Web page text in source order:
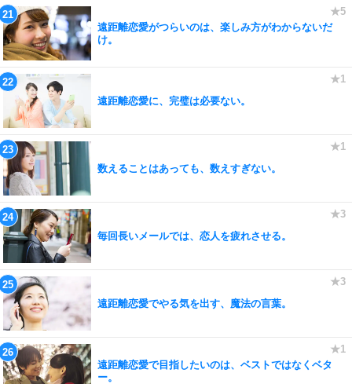
遠距離恋愛がつらいのは、楽しみ方がわからないだ
け。
遠距離恋愛に、完璧は必要ない。
数えることはあっても、数えすぎない。
毎回長いメールでは、恋人を疲れさせる。
遠距離恋愛でやる気を出す、魔法の言葉。
遠距離恋愛で目指したいのは、ベストではなくベタ
ー。